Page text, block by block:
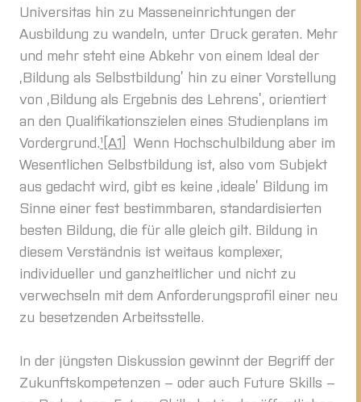
Universitas hin zu Masseneinrichtungen der
Ausbildung zu wandeln, unter Druck geraten. Mehr
und mehr steht eine Abkehr von einem Ideal der
‚Bildung als Selbstbildung’ hin zu einer Vorstellung
von ‚Bildung als Ergebnis des Lehrens’, orientiert
an den Qualifikationszielen eines Studienplans im
Vordergrund.¹[A1] Wenn Hochschulbildung aber im
Wesentlichen Selbstbildung ist, also vom Subjekt
aus gedacht wird, gibt es keine ‚ideale’ Bildung im
Sinne einer fest bestimmbaren, standardisierten
besten Bildung, die für alle gleich gilt. Bildung in
diesem Verständnis ist weitaus komplexer,
individueller und ganzheitlicher und nicht zu
verwechseln mit dem Anforderungsprofil einer neu
zu besetzenden Arbeitsstelle.
In der jüngsten Diskussion gewinnt der Begriff der
Zukunftskompetenzen – oder auch Future Skills –